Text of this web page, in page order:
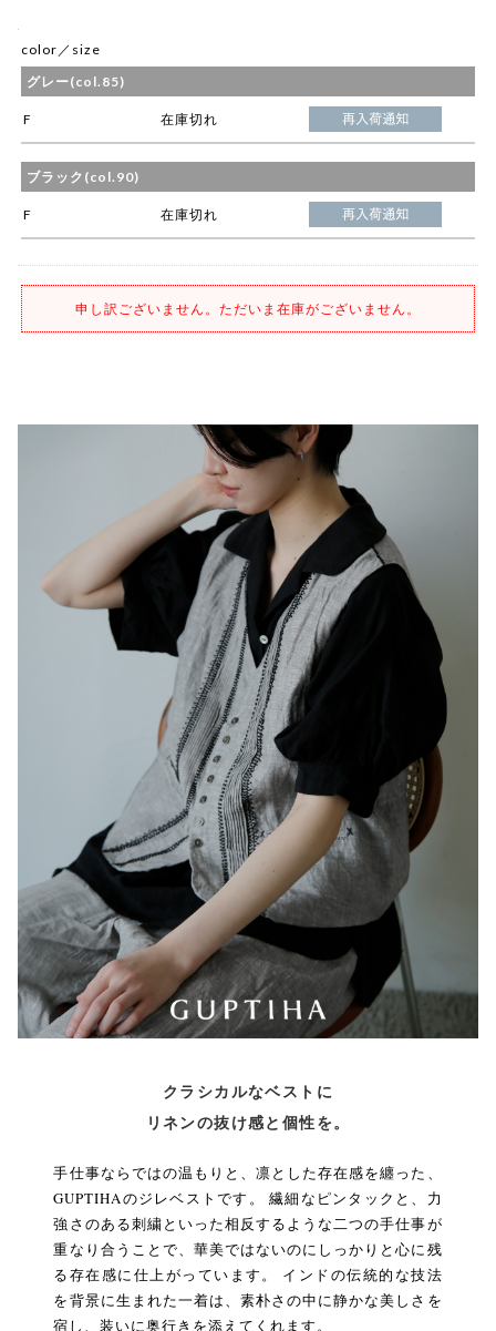
color／size
グレー(col.85)
F 在庫切れ
ブラック(col.90)
F 在庫切れ
申し訳ございません。ただいま在庫がございません。
クラシカルなベストに
リネンの抜け感と個性を。
手仕事ならではの温もりと、凛とした存在感を纏った、
GUPTIHAのジレベストです。 繊細なピンタックと、力
強さのある刺繍といった相反するような二つの手仕事が
重なり合うことで、華美ではないのにしっかりと心に残
る存在感に仕上がっています。 インドの伝統的な技法
を背景に生まれた一着は、素朴さの中に静かな美しさを
宿し、装いに奥行きを添えてくれます。